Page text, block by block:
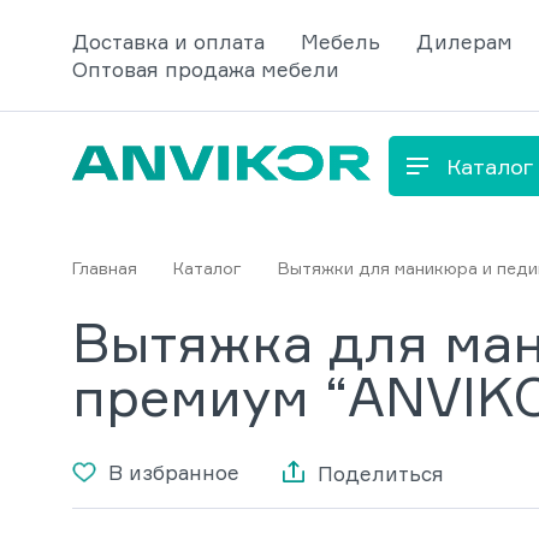
Доставка и оплата Мебель
Дилерам
Оптовая продажа мебели
Каталог
Главная Каталог Вытяжки для маникюра и
Вытяжка для
премиум
В избранное Поделиться